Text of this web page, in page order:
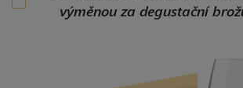
výměnou za degustační